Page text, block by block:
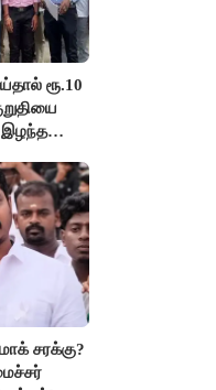
ரூ.10
இழந்த
சரக்கு?